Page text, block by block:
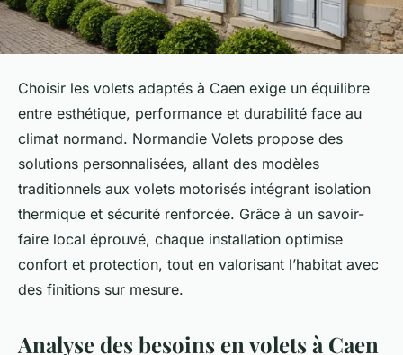
Choisir les volets adaptés à Caen exige un équilibre
entre esthétique, performance et durabilité face au
climat normand. Normandie Volets propose des
solutions personnalisées, allant des modèles
traditionnels aux volets motorisés intégrant isolation
thermique et sécurité renforcée. Grâce à un savoir-
faire local éprouvé, chaque installation optimise
confort et protection, tout en valorisant l’habitat avec
des finitions sur mesure.
Analyse des besoins en volets à Caen